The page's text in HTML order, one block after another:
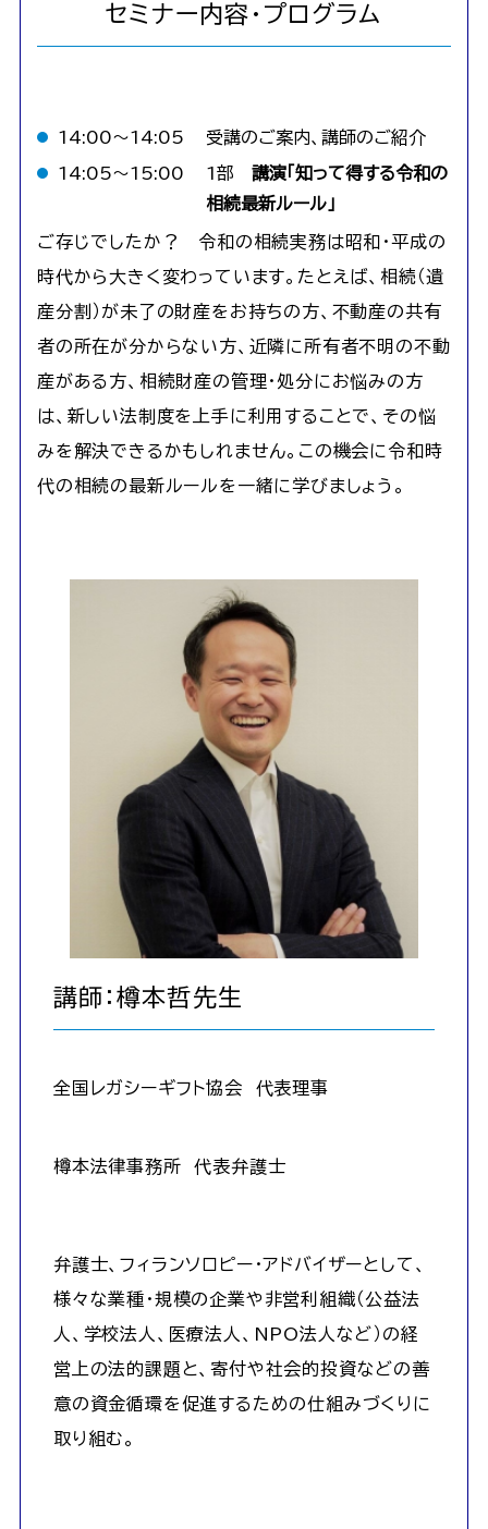
セミナー内容・プログラム
14:00〜14:05 受講のご案内、講師のご紹介
14:05〜15:00 1部 講演「知って得する令和の
相続最新ルール」
ご存じでしたか？ 令和の相続実務は昭和・平成の
時代から大きく変わっています。たとえば、相続（遺
産分割）が未了の財産をお持ちの方、不動産の共有
者の所在が分からない方、近隣に所有者不明の不動
産がある方、相続財産の管理・処分にお悩みの方
は、新しい法制度を上手に利用することで、その悩
みを解決できるかもしれません。この機会に令和時
代の相続の最新ルールを一緒に学びましょう。
講師：樽本哲先生
全国レガシーギフト協会 代表理事
樽本法律事務所 代表弁護士
弁護士、フィランソロピー・アドバイザーとして、
様々な業種・規模の企業や非営利組織（公益法
人、学校法人、医療法人、NPO法人など）の経
営上の法的課題と、寄付や社会的投資などの善
意の資金循環を促進するための仕組みづくりに
取り組む。